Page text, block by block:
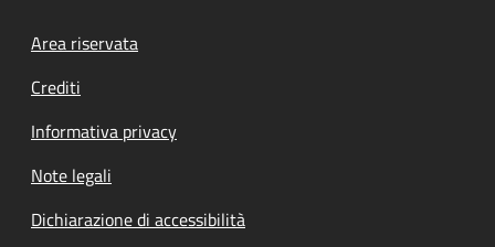
Footer menu
Area riservata
Crediti
Informativa privacy
Note legali
Dichiarazione di accessibilità